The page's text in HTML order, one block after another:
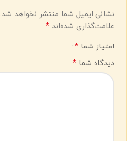
نشانی ایمیل شما منتشر نخواهد شد.
علامت‌گذاری شده‌اند *
امتیاز شما *
دیدگاه شما *